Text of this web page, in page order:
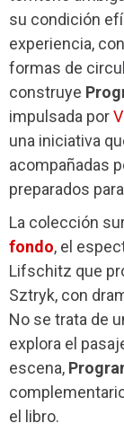
su condición
experiencia,
formas de
construye
impulsada por
una iniciativa
acompañadas
preparados
La colección
fondo, el
Lifschitz que
Sztryk, con
No se trata de
explora el
escena,
el libro.